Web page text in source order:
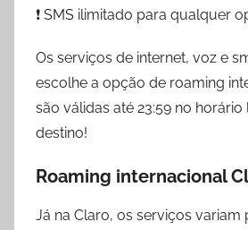
❗️ SMS ilimitado para qualquer
Os serviços de internet, voz e
escolhe a opção de roaming
são válidas até 23:59 no
destino!
Roaming internacional
Já na Claro, os serviços variam